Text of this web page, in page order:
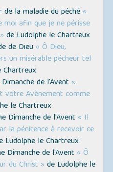
la maladie du péché «
moi afin que je ne périsse
de Ludolphe le Chartreux
de Dieu « Ô Dieu,
un misérable pécheur tel
Chartreux
de l'Avent «
votre Avènement comme
le Chartreux
Dimanche de l'Avent « Il
la pénitence à recevoir ce
Ludolphe le Chartreux
Dimanche de l'Avent « Ô
du Christ » de Ludolphe le